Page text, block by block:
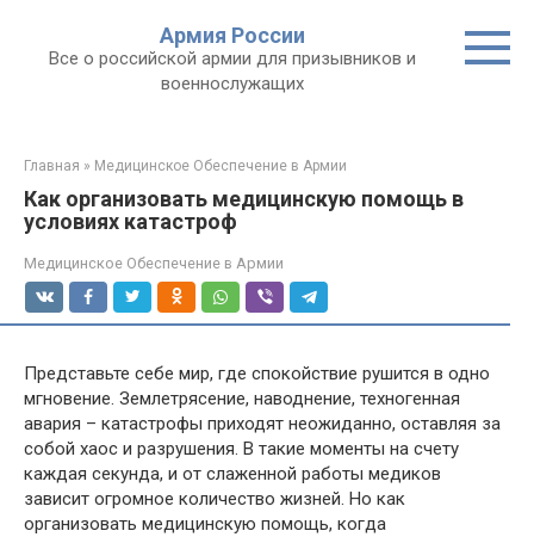
контенту
Армия России
Все о российской армии для призывников и
военнослужащих
Главная » Медицинское Обеспечение в Армии
Как организовать медицинскую помощь в
условиях катастроф
Медицинское Обеспечение в Армии
Представьте себе мир, где спокойствие рушится в одно
мгновение. Землетрясение, наводнение, техногенная
авария – катастрофы приходят неожиданно, оставляя за
собой хаос и разрушения. В такие моменты на счету
каждая секунда, и от слаженной работы медиков
зависит огромное количество жизней. Но как
организовать медицинскую помощь, когда